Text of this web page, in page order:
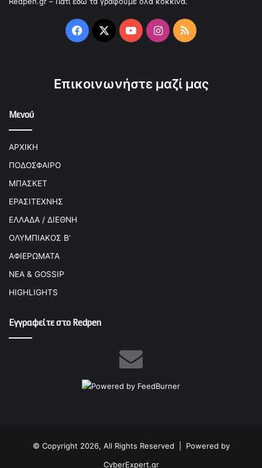
Facebook
X YouTubeInstagram
RSS
Επικοινωνήστε μαζί μας
Μενού
ΑΡΧΙΚΗ
ΠΟΔΟΣΦΑΙΡΟ
ΜΠΑΣΚΕΤ
ΕΡΑΣΙΤΕΧΝΗΣ
ΕΛΛΑΔΑ / ΔΙΕΘΝΗ
ΟΛΥΜΠΙΑΚΟΣ Β’
ΑΦΙΕΡΩΜΑΤΑ
ΝΕΑ & GOSSIP
HIGHLIGHTS
Εγγραφείτε στο Redpen
© Copyright 2026, All Rights Reserved | Powered by
CyberExpert.gr